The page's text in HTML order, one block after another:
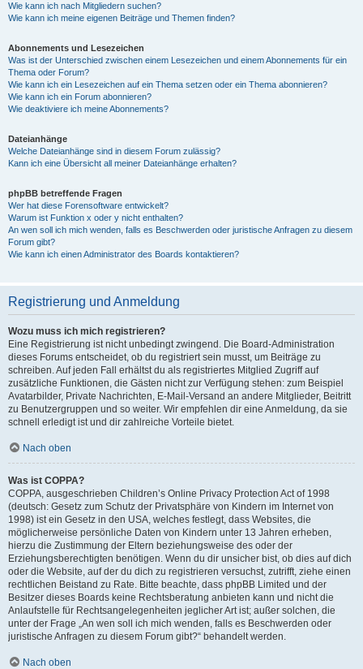
Wie kann ich nach Mitgliedern suchen?
Wie kann ich meine eigenen Beiträge und Themen finden?
Abonnements und Lesezeichen
Was ist der Unterschied zwischen einem Lesezeichen und einem Abonnements für ein
Thema oder Forum?
Wie kann ich ein Lesezeichen auf ein Thema setzen oder ein Thema abonnieren?
Wie kann ich ein Forum abonnieren?
Wie deaktiviere ich meine Abonnements?
Dateianhänge
Welche Dateianhänge sind in diesem Forum zulässig?
Kann ich eine Übersicht all meiner Dateianhänge erhalten?
phpBB betreffende Fragen
Wer hat diese Forensoftware entwickelt?
Warum ist Funktion x oder y nicht enthalten?
An wen soll ich mich wenden, falls es Beschwerden oder juristische Anfragen zu diesem
Forum gibt?
Wie kann ich einen Administrator des Boards kontaktieren?
Registrierung und Anmeldung
Wozu muss ich mich registrieren?
Eine Registrierung ist nicht unbedingt zwingend. Die Board-Administration
dieses Forums entscheidet, ob du registriert sein musst, um Beiträge zu
schreiben. Auf jeden Fall erhältst du als registriertes Mitglied Zugriff auf
zusätzliche Funktionen, die Gästen nicht zur Verfügung stehen: zum Beispiel
Avatarbilder, Private Nachrichten, E-Mail-Versand an andere Mitglieder, Beitritt
zu Benutzergruppen und so weiter. Wir empfehlen dir eine Anmeldung, da sie
schnell erledigt ist und dir zahlreiche Vorteile bietet.
Nach oben
Was ist COPPA?
COPPA, ausgeschrieben Children’s Online Privacy Protection Act of 1998
(deutsch: Gesetz zum Schutz der Privatsphäre von Kindern im Internet von
1998) ist ein Gesetz in den USA, welches festlegt, dass Websites, die
möglicherweise persönliche Daten von Kindern unter 13 Jahren erheben,
hierzu die Zustimmung der Eltern beziehungsweise des oder der
Erziehungsberechtigten benötigen. Wenn du dir unsicher bist, ob dies auf dich
oder die Website, auf der du dich zu registrieren versuchst, zutrifft, ziehe einen
rechtlichen Beistand zu Rate. Bitte beachte, dass phpBB Limited und der
Besitzer dieses Boards keine Rechtsberatung anbieten kann und nicht die
Anlaufstelle für Rechtsangelegenheiten jeglicher Art ist; außer solchen, die
unter der Frage „An wen soll ich mich wenden, falls es Beschwerden oder
juristische Anfragen zu diesem Forum gibt?“ behandelt werden.
Nach oben